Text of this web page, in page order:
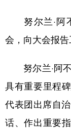
努尔兰·阿
会，向大会报告
努尔兰·阿不
具有重要里程
代表团出席自
话、作出重要